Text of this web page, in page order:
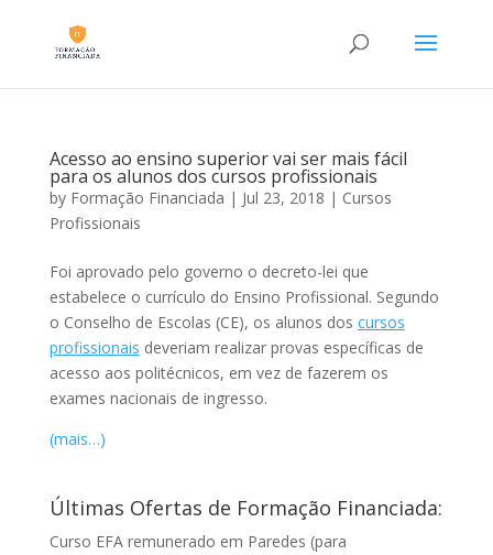
Acesso ao ensino superior vai ser mais fácil
para os alunos dos cursos profissionais
by Formação Financiada | Jul 23, 2018 | Cursos
Profissionais
Foi aprovado pelo governo o decreto-lei que
estabelece o currículo do Ensino Profissional. Segundo
o Conselho de Escolas (CE), os alunos dos cursos
profissionais deveriam realizar provas específicas de
acesso aos politécnicos, em vez de fazerem os
exames nacionais de ingresso.
(mais…)
Últimas Ofertas de Formação Financiada:
Curso EFA remunerado em Paredes (para